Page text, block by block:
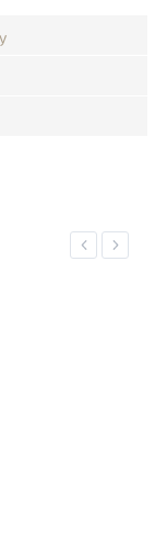
Previous
Next